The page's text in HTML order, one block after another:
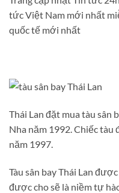
tức Việt Nam mới nhất
quốc tế mới nhất
Thái Lan đặt mua tàu sân
Nha năm 1992. Chiếc tàu
năm 1997.
Tàu sân bay Thái Lan
được cho sẽ là niềm tự